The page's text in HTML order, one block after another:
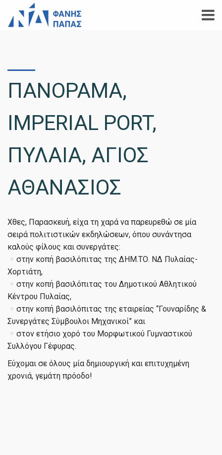
ΠΑΝΟΡΑΜΑ,
IMPERIAL PORT,
ΠΥΛΑΙΑ, ΑΓΙΟΣ
ΑΘΑΝΑΣΙΟΣ
Χθες, Παρασκευή, είχα τη χαρά να παρευρεθώ σε μία
σειρά πολιτιστικών εκδηλώσεων, όπου συνάντησα
καλούς φίλους και συνεργάτες:
στην κοπή βασιλόπιτας της ΔΗΜ.ΤΟ. ΝΔ Πυλαίας-
Χορτιάτη,
στην κοπή βασιλόπιτας του Δημοτικού Αθλητικού
Κέντρου Πυλαίας,
στην κοπή βασιλόπιτας της εταιρείας “Γουναρίδης &
Συνεργάτες Σύμβουλοι Μηχανικοί” και
στον ετήσιο χορό του Μορφωτικού Γυμναστικού
Συλλόγου Γέφυρας.
Εύχομαι σε όλους μία δημιουργική και επιτυχημένη
χρονιά, γεμάτη πρόοδο!